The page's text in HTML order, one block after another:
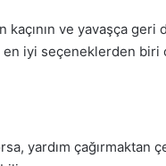
kaçının ve yavaşça
iyi seçeneklerden biri
yardım